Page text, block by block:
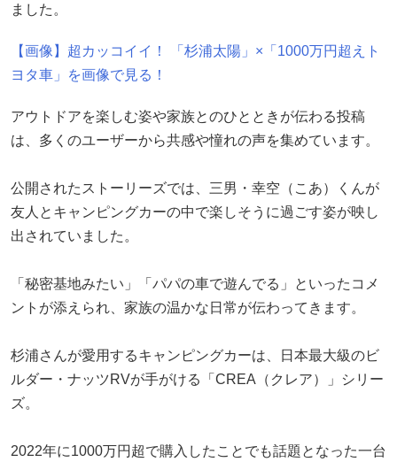
ました。
【画像】超カッコイイ！ 「杉浦太陽」×「1000万円超えト
ヨタ車」を画像で見る！
アウトドアを楽しむ姿や家族とのひとときが伝わる投稿
は、多くのユーザーから共感や憧れの声を集めています。
公開されたストーリーズでは、三男・幸空（こあ）くんが
友人とキャンピングカーの中で楽しそうに過ごす姿が映し
出されていました。
「秘密基地みたい」「パパの車で遊んでる」といったコメ
ントが添えられ、家族の温かな日常が伝わってきます。
杉浦さんが愛用するキャンピングカーは、日本最大級のビ
ルダー・ナッツRVが手がける「CREA（クレア）」シリー
ズ。
2022年に1000万円超で購入したことでも話題となった一台